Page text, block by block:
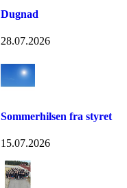
Dugnad
28.07.2026
Sommerhilsen fra styret
15.07.2026